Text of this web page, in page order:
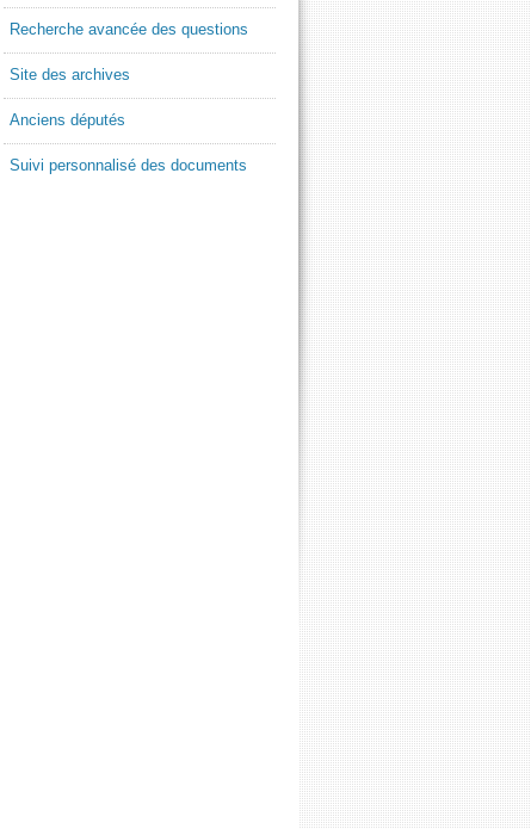
Recherche avancée des questions
Site des archives
Anciens députés
Suivi personnalisé des documents